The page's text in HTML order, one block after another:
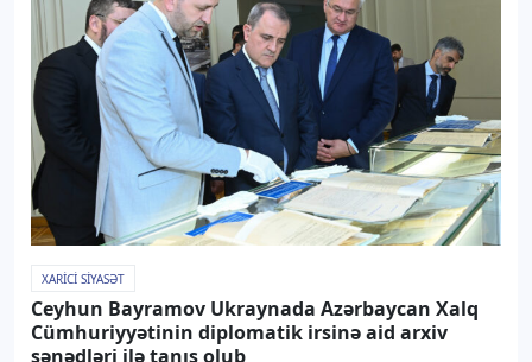
XARICI SIYASƏT
Ceyhun Bayramov Ukraynada Azərbaycan Xalq
Cümhuriyyətinin diplomatik irsinə aid arxiv
sənədləri ilə tanış olub